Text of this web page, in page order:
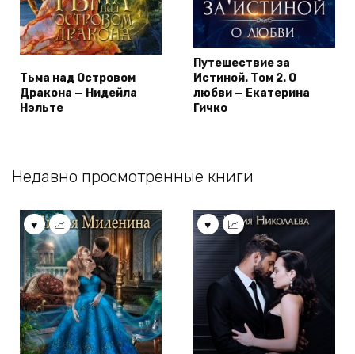
Тьма над Островом
Дракона — Нидейла
Нэльте
Путешествие за
Истиной. Том 2. О
любви — Екатерина
Гичко
Недавно просмотренные книги